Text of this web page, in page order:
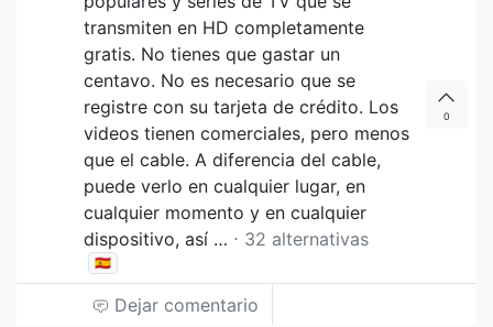
transmiten en HD completamente
gratis. No tienes que gastar un
centavo. No es necesario que se
registre con su tarjeta de crédito. Los
videos tienen comerciales, pero menos
que el cable. A diferencia del cable,
puede verlo en cualquier lugar, en
cualquier momento y en cualquier
dispositivo, así … ⋅ 32 alternativas
🇪🇸
0
Dejar comentario